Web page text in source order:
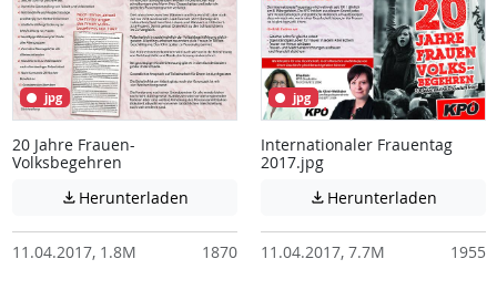
jpg
20 Jahre Frauen-
Volksbegehren
 Herunterladen Achtung: Diese Datei enthält unter
11.04.2017, 1.8M 1870
jpg
Internationaler Frauentag
2017.jpg
 Herunterladen
11.04.2017, 7.7M 1955